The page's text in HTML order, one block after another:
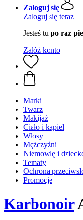
Zaloguj się
Zaloguj się teraz
Jesteś tu po raz
Załóż konto
Marki
Twarz
Makijaż
Ciało i kąpiel
Włosy
Mężczyźni
Niemowlę i
Tematy
Ochrona
Promocje
Karbonoir